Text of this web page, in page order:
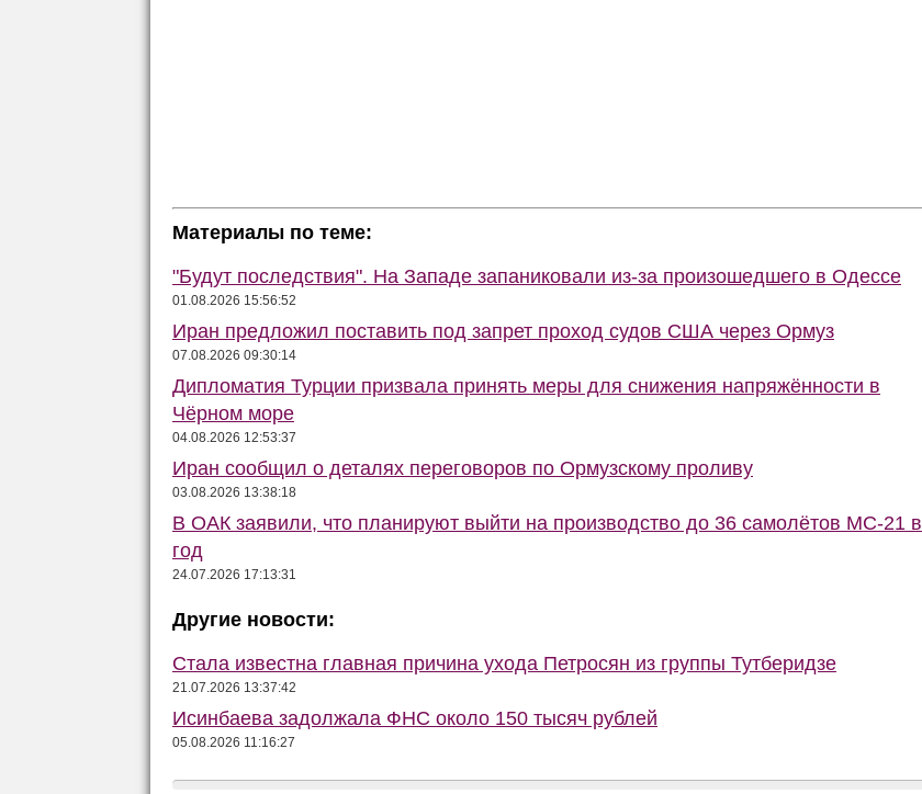
Материалы по теме:
"Будут последствия". На Западе запаниковали из-за произошедшего в Одессе
01.08.2026 15:56:52
Иран предложил поставить под запрет проход судов США через Ормуз
07.08.2026 09:30:14
Дипломатия Турции призвала принять меры для снижения напряжённости в
Чёрном море
04.08.2026 12:53:37
Иран сообщил о деталях переговоров по Ормузскому проливу
03.08.2026 13:38:18
В ОАК заявили, что планируют выйти на производство до 36 самолётов МС-21 в
год
24.07.2026 17:13:31
Другие новости:
Стала известна главная причина ухода Петросян из группы Тутберидзе
21.07.2026 13:37:42
Исинбаева задолжала ФНС около 150 тысяч рублей
05.08.2026 11:16:27